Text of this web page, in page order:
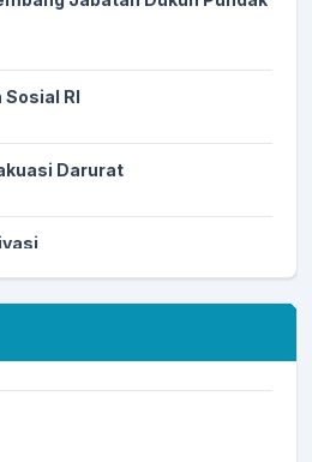
RI
Darurat
PENIPUAN AKTIVASI